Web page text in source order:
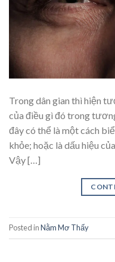
Trong dân gian thì hiện
của điều gì đó trong
đây có thể là một cách
khỏe; hoặc là dấu hiệu
Vậy […]
Posted inNằm Mơ Thấy